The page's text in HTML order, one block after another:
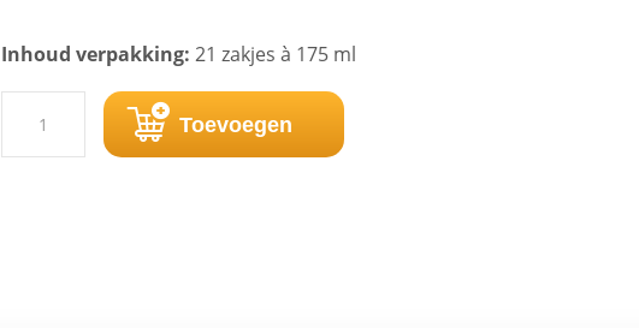
Inhoud verpakking: 21 zakjes à 175 ml
a-
Toevoegen